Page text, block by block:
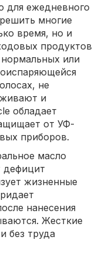
для ежедневного
многие
время, но и
продуктов
или
не
и
обладает
от УФ-
приборов.
масло
дефицит
жизненные
нанесения
Жесткие
без труда